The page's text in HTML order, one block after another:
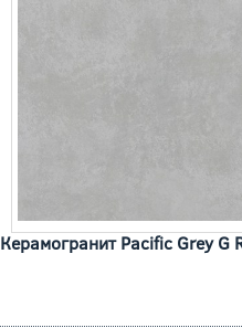
Керамогранит Pacific Grey G